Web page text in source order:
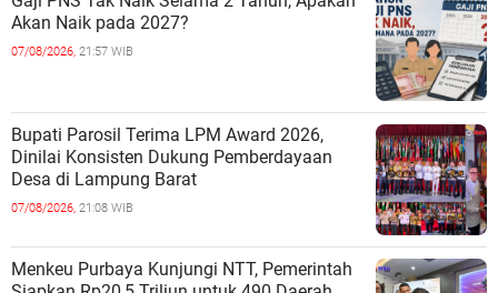
Akan Naik pada 2027?
07/08/2026, 21:57 WIB
Bupati Parosil Terima LPM Award 2026,
Dinilai Konsisten Dukung Pemberdayaan
Desa di Lampung Barat
07/08/2026, 21:08 WIB
Menkeu Purbaya Kunjungi NTT, Pemerintah